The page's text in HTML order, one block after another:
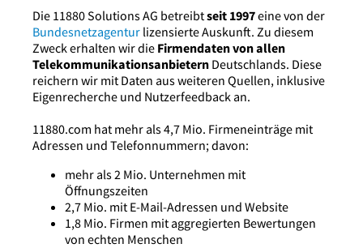
Die 11880 Solutions AG betreibtseit 1997eine von der
Bundesnetzagentur lizensierte Auskunft. Zu diesem
Zweck erhalten wir die Firmendaten von allen
Telekommunikationsanbietern Deutschlands. Diese
reichern wir mit Daten aus weiteren Quellen, inklusive
Eigenrecherche und Nutzerfeedback an.
11880.com hat mehr als 4,7 Mio. Firmeneinträge mit
Adressen und Telefonnummern; davon:
mehr als 2 Mio. Unternehmen mit
Öffnungszeiten
2,7 Mio. mit E-Mail-Adressen und Website
1,8 Mio. Firmen mit aggregierten Bewertungen
von echten Menschen